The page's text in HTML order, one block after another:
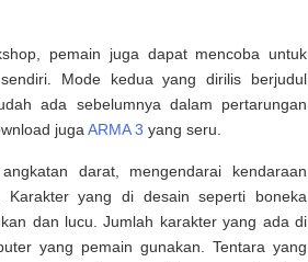
pemain juga dapat mencoba untuk
Mode kedua yang dirilis berjudul
ada sebelumnya dalam pertarungan
juga ARMA 3 yang seru.
darat, mengendarai kendaraan
yang di desain seperti boneka
dan lucu. Jumlah karakter yang ada di
yang pemain gunakan. Tentara yang